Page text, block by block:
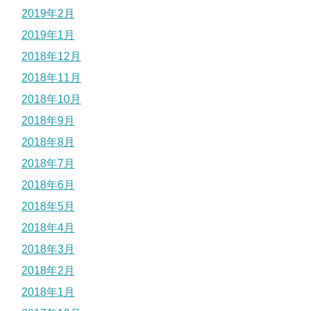
2019年2月
2019年1月
2018年12月
2018年11月
2018年10月
2018年9月
2018年8月
2018年7月
2018年6月
2018年5月
2018年4月
2018年3月
2018年2月
2018年1月